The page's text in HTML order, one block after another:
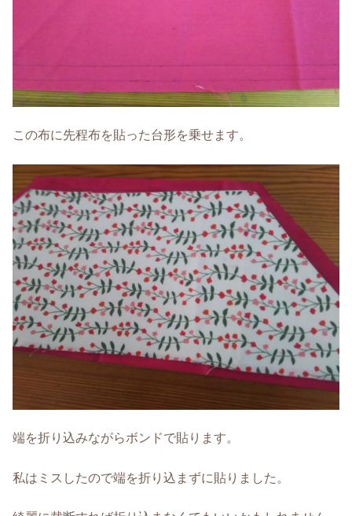
この布に先程布を貼った台形を乗せます。
端を折り込みながらボンドで貼ります。
私はミスしたので端を折り込まずに貼りました。